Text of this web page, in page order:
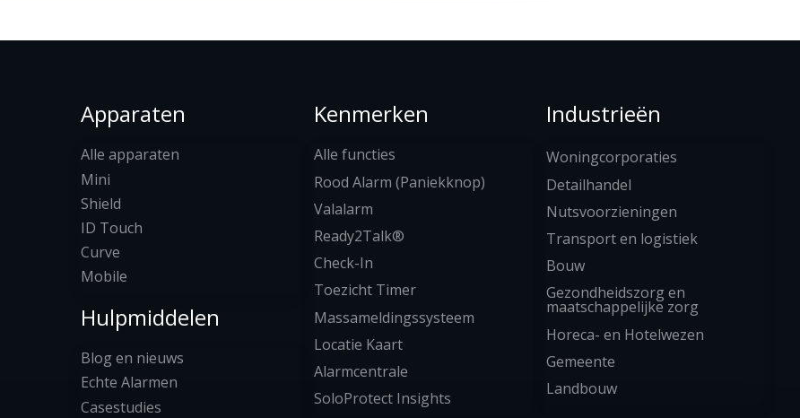
Apparaten
Alle apparaten
Mini
Shield
ID Touch
Curve
Mobile
Hulpmiddelen
Blog en nieuws
Echte Alarmen
Casestudies
Kenmerken
Alle functies
Rood Alarm (Paniekknop)
Valalarm
Ready2Talk®
Check-In
Toezicht Timer
Massameldingssysteem
Locatie Kaart
Alarmcentrale
SoloProtect Insights
Industrieën
Woningcorporaties
Detailhandel
Nutsvoorzieningen
Transport en logistiek
Bouw
Gezondheidszorg en
maatschappelijke zorg
Horeca- en Hotelwezen
Gemeente
Landbouw